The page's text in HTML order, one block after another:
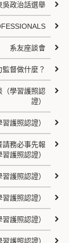
吳政治話選舉
系友座談會
督做什麼？
（學習護照認
證）
護照認證）
務必事先報
護照認證）
護照認證）
護照認證）
護照認證）
護照認證）